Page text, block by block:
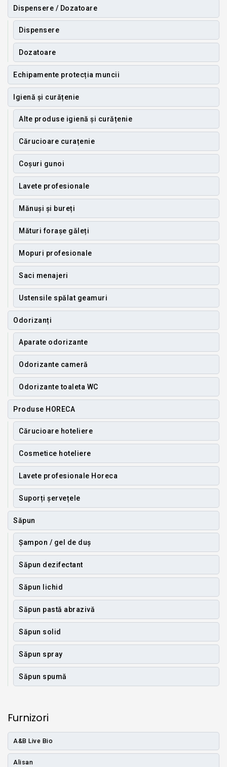
Dispensere / Dozatoare
Dispensere
Dozatoare
Echipamente protecția muncii
Igienă și curățenie
Alte produse igienă și curățenie
Cărucioare curațenie
Coșuri gunoi
Lavete profesionale
Mănuși și bureți
Mături forașe găleți
Mopuri profesionale
Saci menajeri
Ustensile spălat geamuri
Odorizanți
Aparate odorizante
Odorizante cameră
Odorizante toaleta WC
Produse HORECA
Cărucioare hoteliere
Cosmetice hoteliere
Lavete profesionale Horeca
Suporți șervețele
Săpun
Șampon / gel de duș
Săpun dezifectant
Săpun lichid
Săpun pastă abrazivă
Săpun solid
Săpun spray
Săpun spumă
Furnizori
A&B Live Bio
Alisan